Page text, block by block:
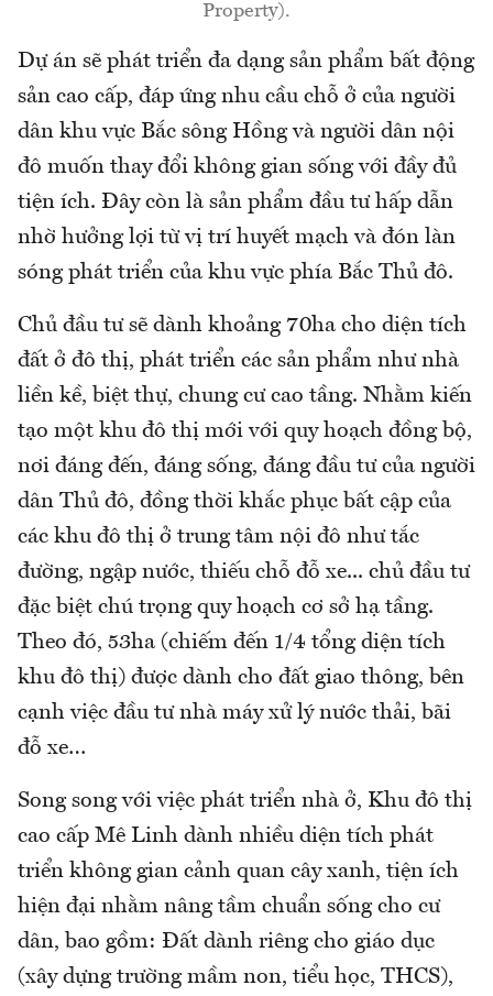
Property).
Dự án sẽ phát triển đa dạng sản phẩm bất động
sản cao cấp, đáp ứng nhu cầu chỗ ở của người
dân khu vực Bắc sông Hồng và người dân nội
đô muốn thay đổi không gian sống với đầy đủ
tiện ích. Đây còn là sản phẩm đầu tư hấp dẫn
nhờ hưởng lợi từ vị trí huyết mạch và đón làn
sóng phát triển của khu vực phía Bắc Thủ đô.
Chủ đầu tư sẽ dành khoảng 70ha cho diện tích
đất ở đô thị, phát triển các sản phẩm như nhà
liền kề, biệt thự, chung cư cao tầng. Nhằm kiến
tạo một khu đô thị mới với quy hoạch đồng bộ,
nơi đáng đến, đáng sống, đáng đầu tư của người
dân Thủ đô, đồng thời khắc phục bất cập của
các khu đô thị ở trung tâm nội đô như tắc
đường, ngập nước, thiếu chỗ đỗ xe... chủ đầu tư
đặc biệt chú trọng quy hoạch cơ sở hạ tầng.
Theo đó, 53ha (chiếm đến 1/4 tổng diện tích
khu đô thị) được dành cho đất giao thông, bên
cạnh việc đầu tư nhà máy xử lý nước thải, bãi
đỗ xe…
Song song với việc phát triển nhà ở, Khu đô thị
cao cấp Mê Linh dành nhiều diện tích phát
triển không gian cảnh quan cây xanh, tiện ích
hiện đại nhằm nâng tầm chuẩn sống cho cư
dân, bao gồm: Đất dành riêng cho giáo dục
(xây dựng trường mầm non, tiểu học, THCS),